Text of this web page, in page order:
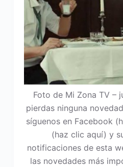
Foto de Mi Zona TV –
pierdas ninguna
síguenos en Facebook
(haz clic aquí) y
notificaciones de esta
las novedades más